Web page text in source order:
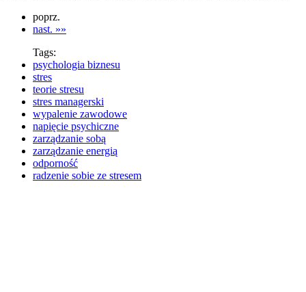
poprz.
nast. »»
Tags:
psychologia biznesu
stres
teorie stresu
stres managerski
wypalenie zawodowe
napięcie psychiczne
zarządzanie sobą
zarządzanie energią
odporność
radzenie sobie ze stresem